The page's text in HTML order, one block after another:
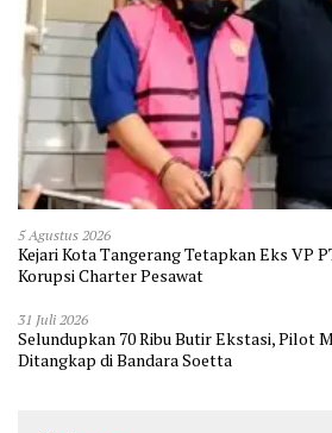
5 Agustus 2026
Kejari Kota Tangerang Tetapkan Eks VP
Korupsi Charter Pesawat
31 Juli 2026
Selundupkan 70 Ribu Butir Ekstasi, Pilot
Ditangkap di Bandara Soetta